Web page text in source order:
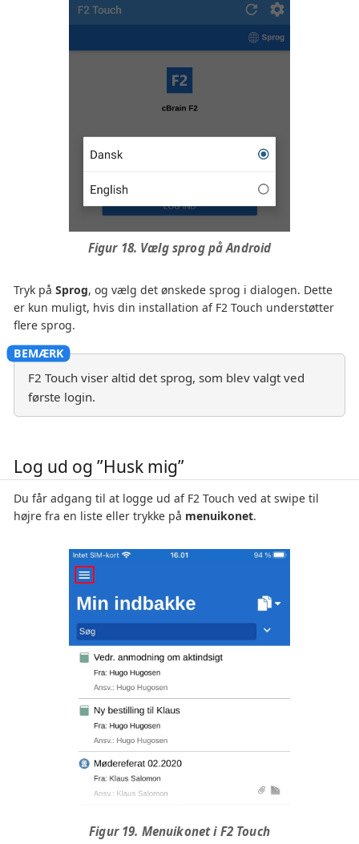
Figur 18. Vælg sprog på Android
Tryk på Sprog, og vælg det ønskede sprog i dialogen. Dette
er kun muligt, hvis din installation af F2 Touch understøtter
flere sprog.
F2 Touch viser altid det sprog, som blev valgt ved
første login.
Log ud og ”Husk mig”
Du får adgang til at logge ud af F2 Touch ved at swipe til
højre fra en liste eller trykke på menuikonet.
Figur 19. Menuikonet i F2 Touch